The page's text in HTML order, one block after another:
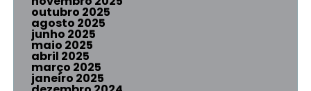
outubro 2025
agosto 2025
junho 2025
maio 2025
abril 2025
março 2025
janeiro 2025